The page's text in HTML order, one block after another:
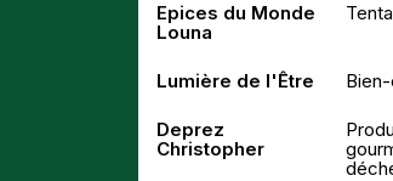
Epices du Monde
Louna
Lumière de l'Être
Deprez
Christopher